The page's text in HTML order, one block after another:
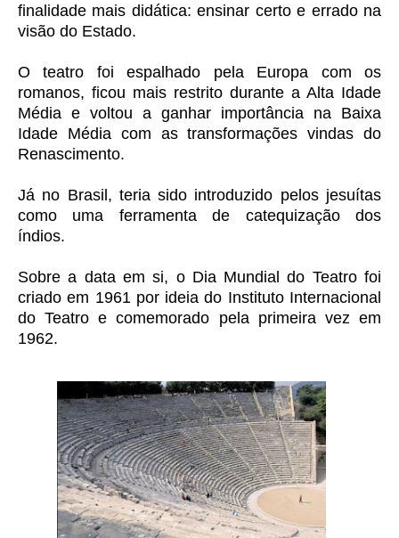
finalidade mais didática: ensinar certo e errado na
visão do Estado.
O teatro foi espalhado pela Europa com os
romanos, ficou mais restrito durante a Alta Idade
Média e voltou a ganhar importância na Baixa
Idade Média com as transformações vindas do
Renascimento.
Já no Brasil, teria sido introduzido pelos jesuítas
como uma ferramenta de catequização dos
índios.
Sobre a data em si, o Dia Mundial do Teatro foi
criado em 1961 por ideia do Instituto Internacional
do Teatro e comemorado pela primeira vez em
1962.